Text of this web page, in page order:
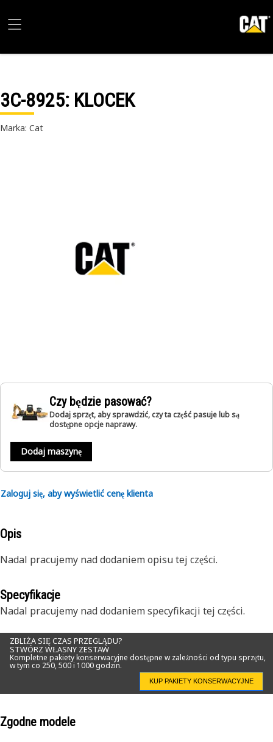
3C-8925: KLOCEK
Marka: Cat
Czy będzie pasować?
Dodaj sprzęt, aby sprawdzić, czy ta część pasuje lub są
dostępne opcje naprawy.
Dodaj maszynę
Zaloguj się, aby wyświetlić cenę klienta
Opis
Nadal pracujemy nad dodaniem opisu tej części.
Specyfikacje
Nadal pracujemy nad dodaniem specyfikacji tej części.
ZBLIŻA SIĘ CZAS PRZEGLĄDU?
STWÓRZ WŁASNY ZESTAW
Kompletne pakiety konserwacyjne dostępne w zależności od typu sprzętu,
w tym co 250, 500 i 1000 godzin.
KUP PAKIETY KONSERWACYJNE
Zgodne modele